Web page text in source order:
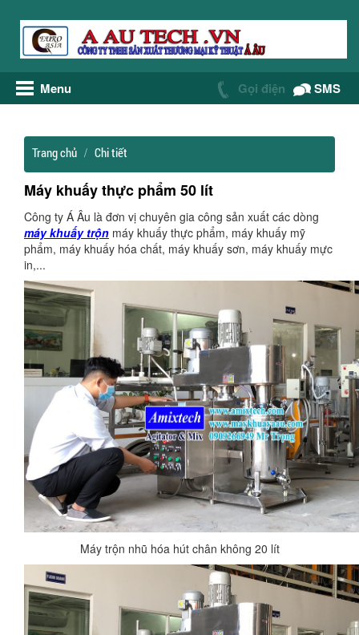
Menu Gọi điện SMS
Trang chủ Chi tiết
Máy khuấy thực phẩm 50 lít
Công ty Á Âu là đơn vị chuyên gia công sản xuất các dòng
máy khuấy trộn máy khuấy thực phẩm, máy khuấy mỹ
phẩm, máy khuấy hóa chất, máy khuấy sơn, máy khuấy mực
in,...
Máy trộn nhũ hóa hút chân không 20 lít